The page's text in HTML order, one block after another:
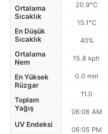
Ortalama
Sıcaklık
En Düşük
Sıcaklık
Ortalama
Nem
En Yüksek
Rüzgar
Toplam
Yağış
UV Endeksi
20.9°C
15.1°C
40%
15.8 kph
0.0 mm
11.0
06:06 AM
06:05 PM